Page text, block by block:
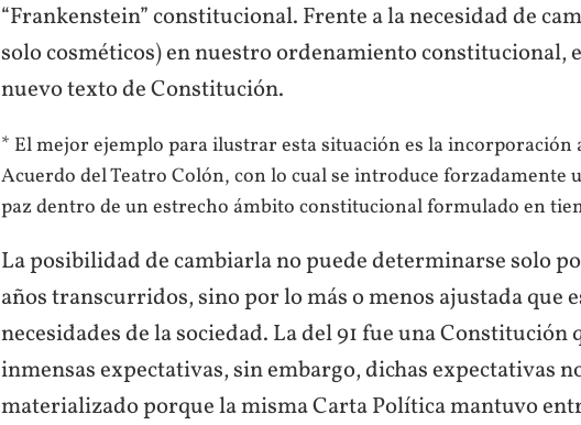
“Frankenstein” constitucional. Frente a la necesidad de
solo cosméticos) en nuestro ordenamiento constitucional,
nuevo texto de Constitución.
* El mejor ejemplo para ilustrar esta situación es la incorporación
Acuerdo del Teatro Colón, con lo cual se introduce forzadamente
paz dentro de un estrecho ámbito constitucional formulado en
La posibilidad de cambiarla no puede determinarse solo
años transcurridos, sino por lo más o menos ajustada que
necesidades de la sociedad. La del 91 fue una Constitución
inmensas expectativas, sin embargo, dichas expectativas
materializado porque la misma Carta Política mantuvo